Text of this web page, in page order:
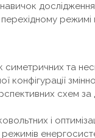
перехідному
симетричних та
конфігурації
схем за
і
режимів